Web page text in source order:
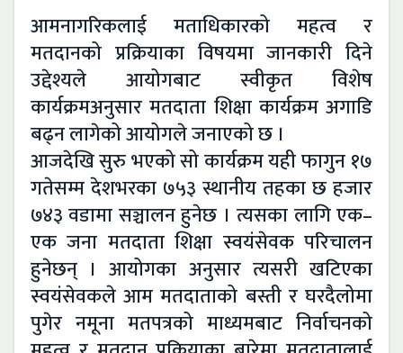
आमनागरिकलाई मताधिकारको महत्व र
मतदानको प्रक्रियाका विषयमा जानकारी दिने
उद्देश्यले आयोगबाट स्वीकृत विशेष
कार्यक्रमअनुसार मतदाता शिक्षा कार्यक्रम अगाडि
बढ्न लागेको आयोगले जनाएको छ ।
आजदेखि सुरु भएको सो कार्यक्रम यही फागुन १७
गतेसम्म देशभरका ७५३ स्थानीय तहका छ हजार
७४३ वडामा सञ्चालन हुनेछ । त्यसका लागि एक–
एक जना मतदाता शिक्षा स्वयंसेवक परिचालन
हुनेछन् । आयोगका अनुसार त्यसरी खटिएका
स्वयंसेवकले आम मतदाताको बस्ती र घरदैलोमा
पुगेर नमूना मतपत्रको माध्यमबाट निर्वाचनको